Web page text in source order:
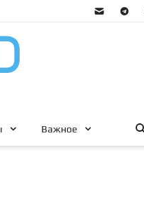
Важное